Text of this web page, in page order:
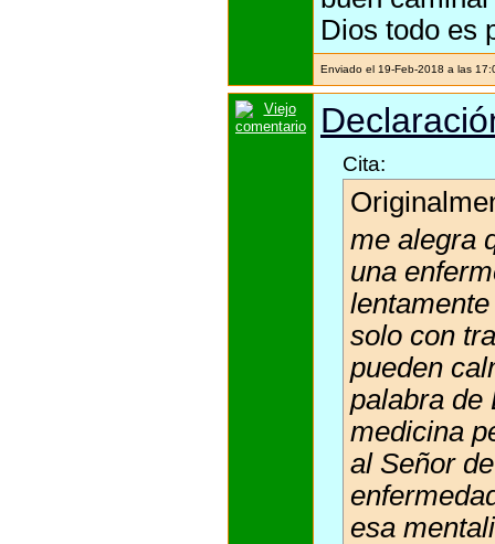
Dios todo es
Enviado el 19-Feb-2018 a las
Cita:
me alegra
una
solo con
pueden
palabra de
medicina
al Señor
esa